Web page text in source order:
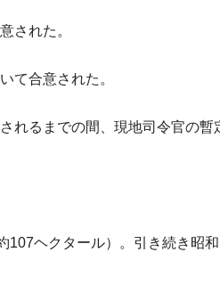
された。
て合意された。
るまでの間、現地司令官の
ヘクタール）。引き続き昭